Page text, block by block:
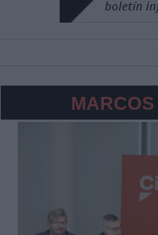
Responsable:
Destinatarios: